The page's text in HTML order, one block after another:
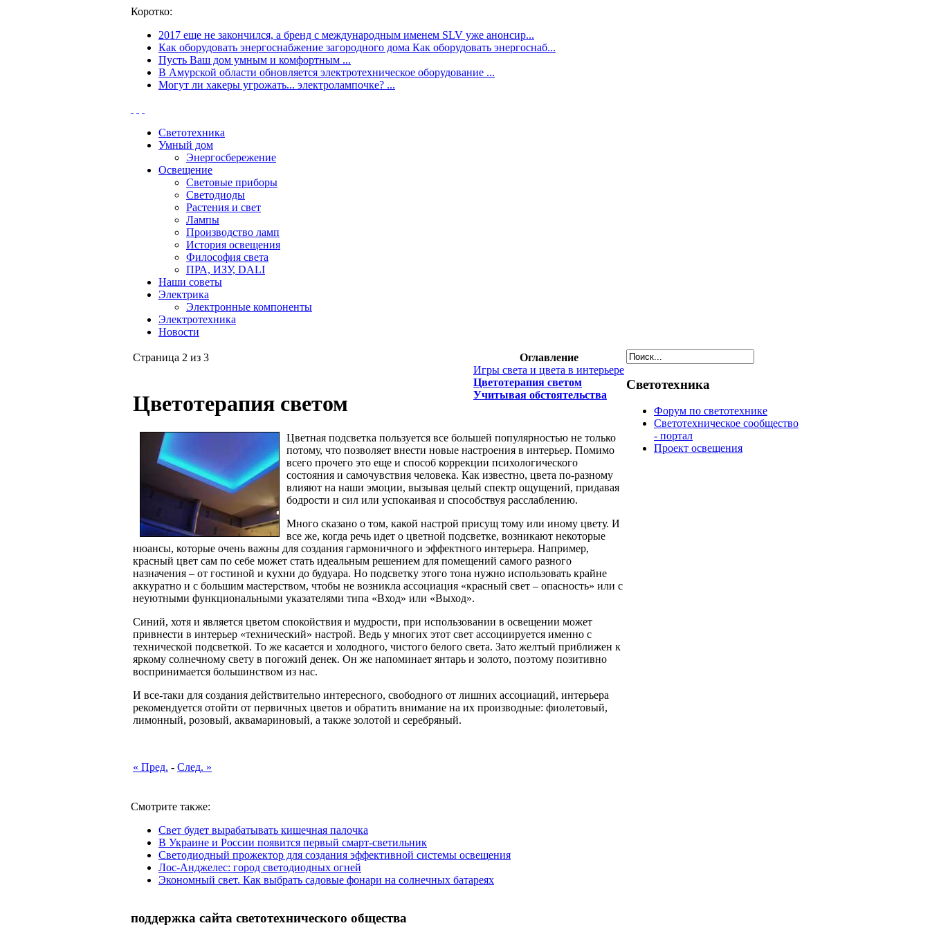
Коротко:
2017 еще не закончился, а бренд с международным именем SLV уже анонсир...
Как оборудовать энергоснабжение загородного дома Как оборудовать энергоснаб...
Пусть Ваш дом умным и комфортным ...
В Амурской области обновляется электротехническое оборудование ...
Могут ли хакеры угрожать... электролампочке? ...
Светотехника
Умный дом
Энергосбережение
Освещение
Световые приборы
Светодиоды
Растения и свет
Лампы
Производство ламп
История освещения
Философия света
ПРА, ИЗУ, DALI
Наши советы
Электрика
Электронные компоненты
Электротехника
Новости
Оглавление
Игры света и цвета в интерьере
Цветотерапия светом
Учитывая обстоятельства
Страница 2 из 3
Цветотерапия светом
Цветная подсветка пользуется все большей популярностью не только
потому, что позволяет внести новые настроения в интерьер. Помимо
всего прочего это еще и способ коррекции психологического
состояния и самочувствия человека. Как известно, цвета по-разному
влияют на наши эмоции, вызывая целый спектр ощущений, придавая
бодрости и сил или успокаивая и способствуя расслаблению.
Много сказано о том, какой настрой присущ тому или иному цвету. И
все же, когда речь идет о цветной подсветке, возникают некоторые
нюансы, которые очень важны для создания гармоничного и эффектного интерьера. Например,
красный цвет сам по себе может стать идеальным решением для помещений самого разного
назначения – от гостиной и кухни до будуара. Но подсветку этого тона нужно использовать крайне
аккуратно и с большим мастерством, чтобы не возникла ассоциация «красный свет – опасность» или с
неуютными функциональными указателями типа «Вход» или «Выход».
Синий, хотя и является цветом спокойствия и мудрости, при использовании в освещении может
привнести в интерьер «технический» настрой. Ведь у многих этот свет ассоциируется именно с
технической подсветкой. То же касается и холодного, чистого белого света. Зато желтый приближен к
яркому солнечному свету в погожий денек. Он же напоминает янтарь и золото, поэтому позитивно
воспринимается большинством из нас.
И все-таки для создания действительно интересного, свободного от лишних ассоциаций, интерьера
рекомендуется отойти от первичных цветов и обратить внимание на их производные: фиолетовый,
лимонный, розовый, аквамариновый, а также золотой и серебряный.
« Пред. - След. »
Смотрите также:
Свет будет вырабатывать кишечная палочка
В Украине и России появится первый смарт-светильник
Светодиодный прожектор для создания эффективной системы освещения
Лос-Анджелес: город светодиодных огней
Экономный свет. Как выбрать садовые фонари на солнечных батареях
Светотехника
Форум по светотехнике
Светотехническое сообщество
- портал
Проект освещения
поддержка сайта светотехнического общества